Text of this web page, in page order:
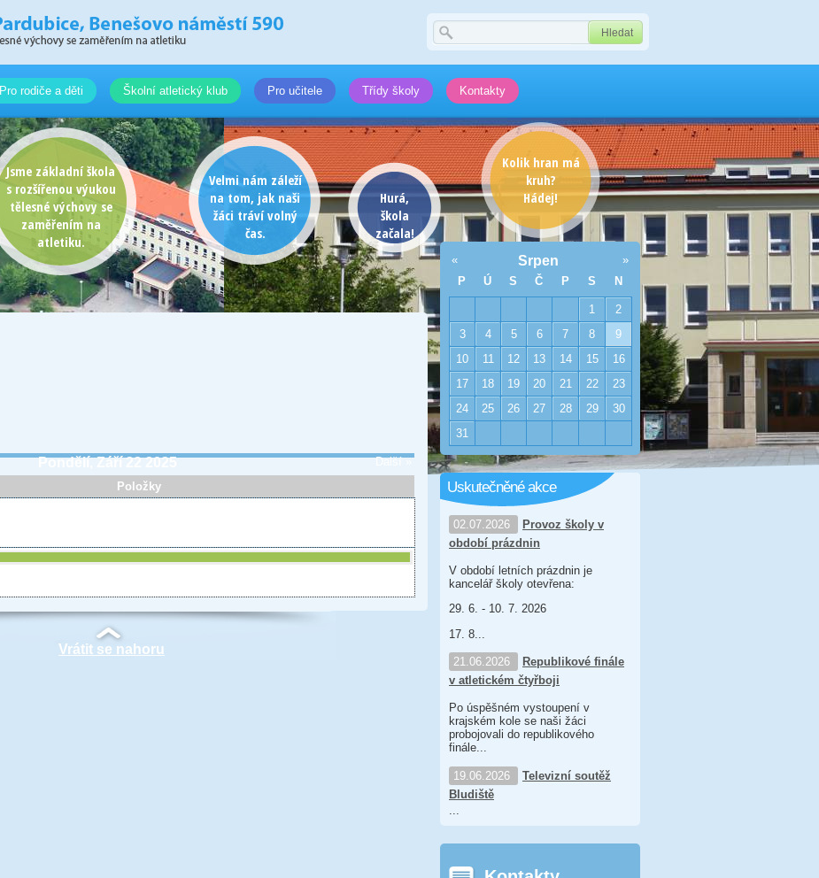
Pro rodiče a děti Školní atletický klub Pro učitele Třídy školy Kontakty
Jsme základní škola
s rozšířenou výukou
tělesné výchovy se
zaměřením na
atletiku.
Velmi nám záleží
na tom, jak naši
žáci tráví volný
čas.
Hurá,
škola
začala!
Kolik hran má
kruh?
Hádej!
Pondělí, Září 22 2025
Další »
Položky
Vrátit se nahoru
« Srpen
»
P
Ú S Č P S N
1
2
3
4 5 6 7 8
9
10
11 12 13 14 15
16
17
18 19 20 21 22
23
24
25 26 27 28 29
30
31
Uskutečněné akce
02.07.2026
Provoz školy v
období prázdnin
V období letních prázdnin je
kancelář školy otevřena:
29. 6. - 10. 7. 2026
17. 8...
21.06.2026
Republikové finále
v atletickém čtyřboji
Po úspěšném vystoupení v
krajském kole se naši žáci
probojovali do republikového
finále...
19.06.2026
Televizní soutěž
Bludiště